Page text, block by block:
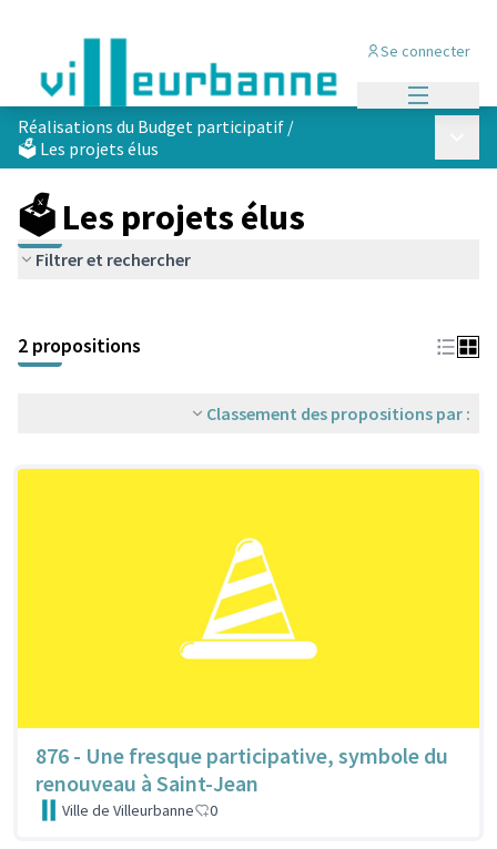
Se connecter
Réalisations du Budget participatif /
🗳️ Les projets élus
🗳️ Les projets élus
Filtrer et rechercher
+
−
2 propositions
Classement des propositions par :
876 - Une fresque participative, symbole du
renouveau à Saint-Jean
Ville de Villeurbanne 0